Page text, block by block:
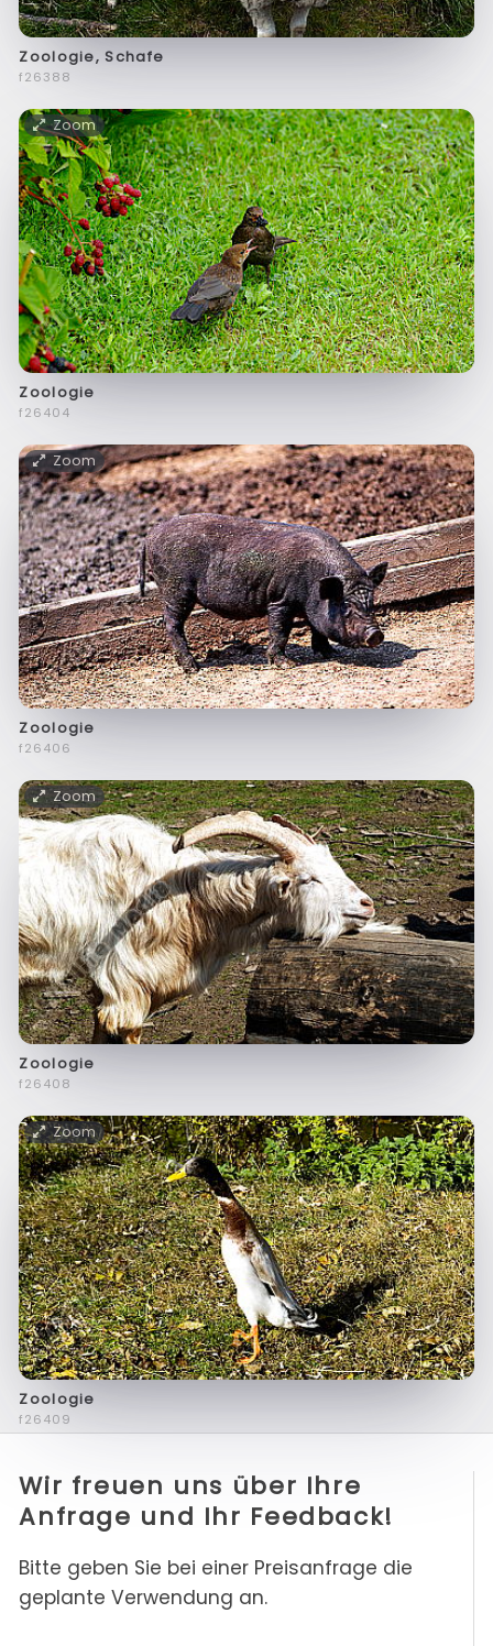
Zoologie, Schafe
f26388
Zoom
Zoologie
f26404
Zoom
Zoologie
f26406
Zoom
Zoologie
f26408
Zoom
Zoologie
f26409
Wir freuen uns über Ihre
Anfrage und Ihr Feedback!
Bitte geben Sie bei einer Preisanfrage die
geplante Verwendung an.